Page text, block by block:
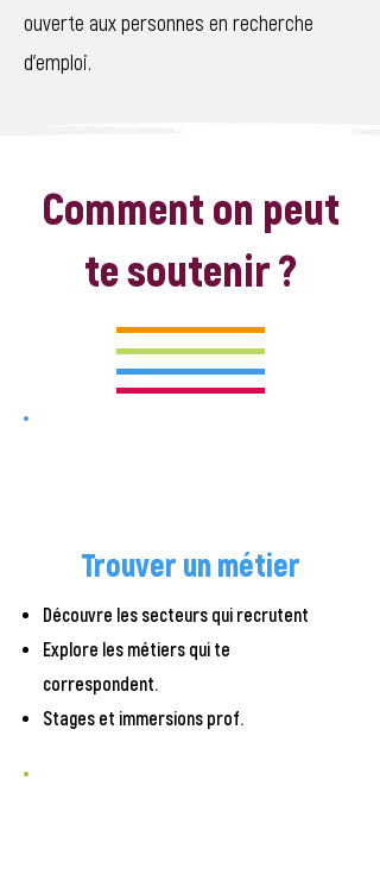
ouverte aux personnes en recherche
d'emploi.
Comment on peut
te soutenir ?
Trouver un métier
Découvre les secteurs qui recrutent
Explore les métiers qui te
correspondent.
Stages et immersions prof.